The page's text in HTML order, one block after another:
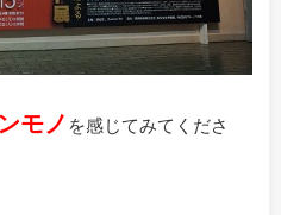
モノ を感じてみてくださ